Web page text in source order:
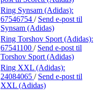
Ring Synsam (Adidas):
67546754 / Send e-post til
Synsam (Adidas)
Ring Torshov Sport (Adidas):
67541100 / Send e-post til
Torshov Sport (Adidas)
Ring XXL (Adidas):
24084065 / Send e-post til
XXL (Adidas)